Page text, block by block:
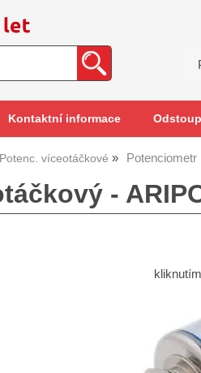
Kontaktní informace
Potenc. víceotáčkové
-